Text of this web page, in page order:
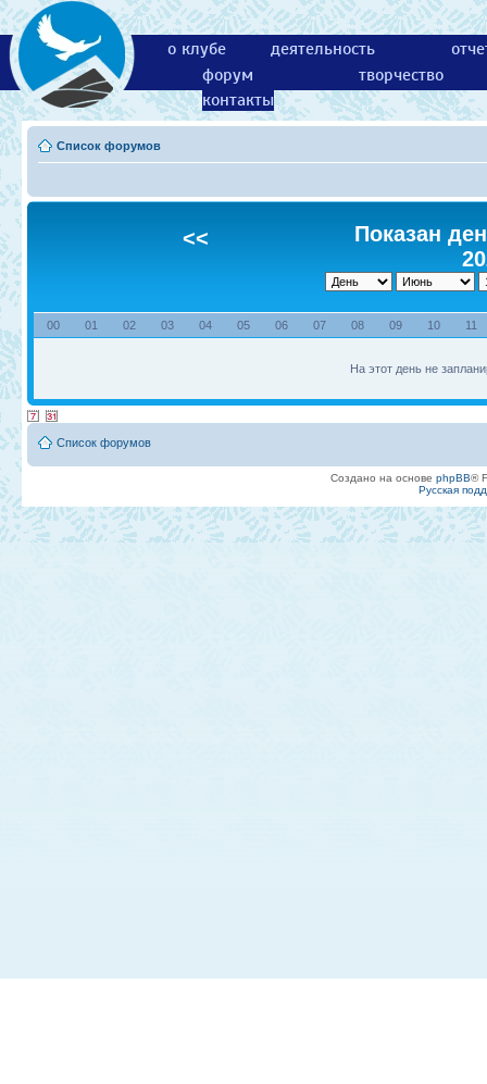
о клубе деятельность
форум
творчество
контакты
Список форумов
<<
Показан
00 01 02 03 04 05 06 07 08 09 10 11
На этот день не
Список форумов
Создано на основе phpBB®
Русская